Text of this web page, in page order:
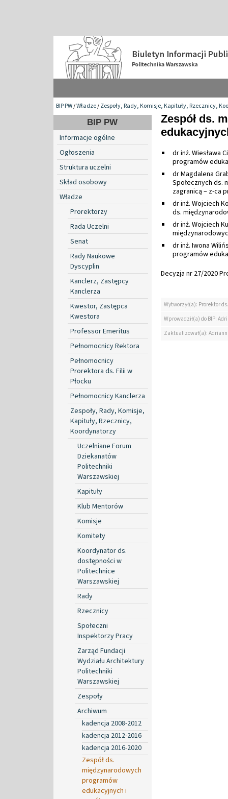
BIP PW/Władze/Zespoły, Rady, Komisje, Kapituły, Rzecznicy,
BIP PW
Informacje ogólne
Ogłoszenia
Struktura uczelni
Skład osobowy
Władze
Prorektorzy
Rada Uczelni
Senat
Rady Naukowe
Dyscyplin
Kanclerz, Zastępcy
Kanclerza
Kwestor, Zastępca
Kwestora
Professor Emeritus
Pełnomocnicy Rektora
Pełnomocnicy
Prorektora ds. Filii w
Płocku
Pełnomocnicy Kanclerza
Zespoły, Rady, Komisje,
Kapituły, Rzecznicy,
Koordynatorzy
Uczelniane Forum
Dziekanatów
Politechniki
Warszawskiej
Kapituły
Klub Mentorów
Komisje
Komitety
Koordynator ds.
dostępności w
Politechnice
Warszawskiej
Rady
Rzecznicy
Społeczni
Inspektorzy Pracy
Zarząd Fundacji
Wydziału Architektury
Politechniki
Warszawskiej
Zespoły
Archiwum
kadencja 2008-2012
kadencja 2012-2016
kadencja 2016-2020
Zespół ds.
międzynarodowych
programów
edukacyjnych i
Zespół ds.
dr inż. Wiesława
programów
dr Magdalena
Społecznych ds.
zagranicą – z-ca
dr inż. Wojciech
ds.
dr inż. Wojciech
dr inż. Iwona
programów
Decyzja nr 27/2020
Wytworzył(a): Prorektor
Wprowadził(a) do BIP:
Zaktualizował(a):